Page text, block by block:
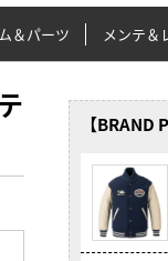
＆パーツ メンテ＆
【BRAND